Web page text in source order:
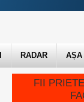
RADAR AȘA
FII